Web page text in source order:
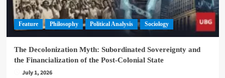
Feature Philosophy Political Analysis Sociology
The Decolonization Myth: Subordinated Sovereignty and
the Financialization of the Post-Colonial State
July 1, 2026